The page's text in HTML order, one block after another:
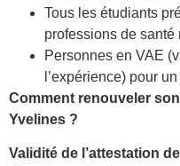
Tous les étudiants
professions de
Personnes en VAE
l’expérience) pour
Comment renouveler
Yvelines ?
Validité de l’attestation